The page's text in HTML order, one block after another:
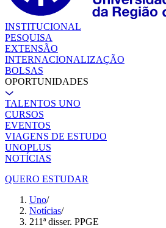
INSTITUCIONAL
PESQUISA
EXTENSÃO
INTERNACIONALIZAÇÃO
BOLSAS
OPORTUNIDADES
TALENTOS UNO
CURSOS
EVENTOS
VIAGENS DE ESTUDO
UNOPLUS
NOTÍCIAS
QUERO ESTUDAR
Uno/
Notícias/
211ª disser. PPGE